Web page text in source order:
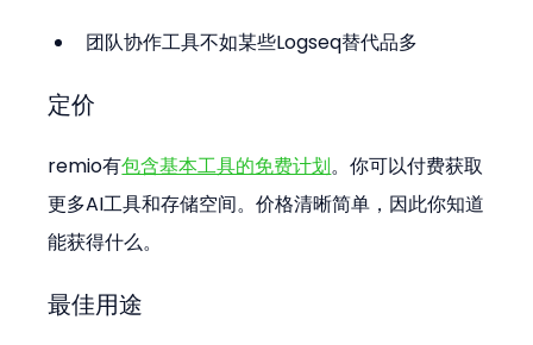
团队协作工具不如某些Logseq替代品多
定价
remio有包含基本工具的免费计划。你可以付费获取
更多AI工具和存储空间。价格清晰简单，因此你知道
能获得什么。
最佳用途